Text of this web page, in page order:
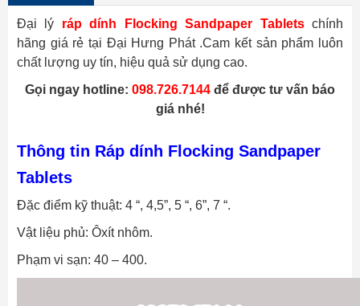
Đại lý ráp dính Flocking Sandpaper Tabletschính
hãng giá rẻ tại Đại Hưng Phát .Cam kết sản phẩm luôn
chất lượng uy tín, hiệu quả sử dụng cao.
Gọi ngay hotline: 098.726.7144 để được tư vấn báo
giá nhé!
Thông tin Ráp dính Flocking Sandpaper
Tablets
Đặc điểm kỹ thuật: 4 “, 4,5”, 5 “, 6”, 7 “.
Vật liệu phủ: Ôxít nhôm.
Phạm vi sạn: 40 – 400.